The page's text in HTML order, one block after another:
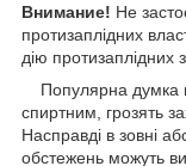
Внимание! Не
протизаплідних
дію протизаплідних
Популярна думка
спиртним, грозять
Насправді в зовні
обстежень можуть